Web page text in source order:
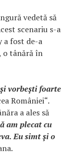
vedetă să
scenariu s-a
a fost de-a
o tânără în
vorbeşti foarte
României“.
a ales să
am plecat cu
Eu simt şi o